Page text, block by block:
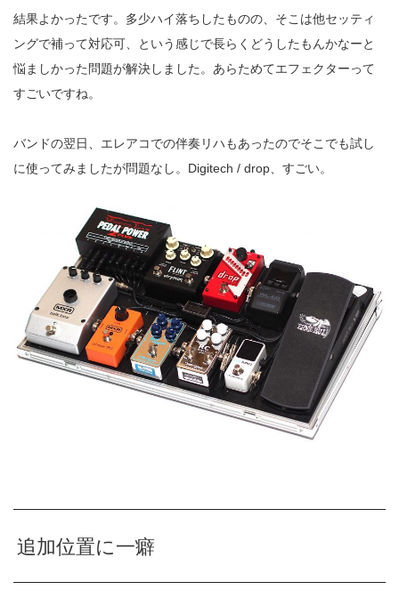
結果よかったです。多少ハイ落ちしたものの、そこは他セッティ
ングで補って対応可、という感じで長らくどうしたもんかなーと
悩ましかった問題が解決しました。あらためてエフェクターって
すごいですね。
バンドの翌日、エレアコでの伴奏リハもあったのでそこでも試し
に使ってみましたが問題なし。Digitech / drop、すごい。
追加位置に一癖